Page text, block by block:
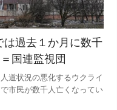
サービス
は過去１か月に数千
国連監視団
道状況の悪化するウクライ
市民が数千人亡くなってい